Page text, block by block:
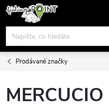
Přejít
obsah
Prodávané značky
MERCUCIO